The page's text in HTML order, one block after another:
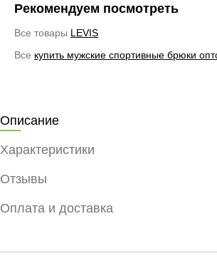
Рекомендуем посмотреть
Все товары LEVIS
Все купить мужские спортивные брюки
Описание
Характеристики
Отзывы
Оплата и доставка